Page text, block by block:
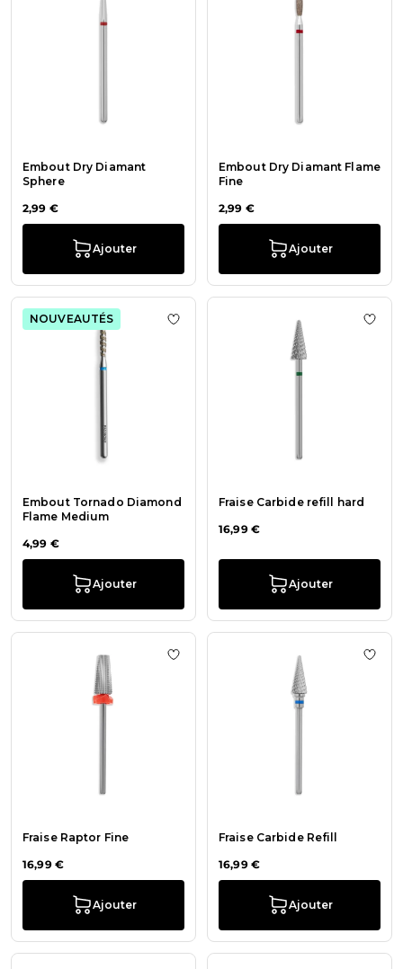
Embout Dry Diamant
Sphere
2,99 €
Ajouter
Embout Dry Diamant Flame
Fine
2,99 €
Ajouter
NOUVEAUTÉS
Embout Tornado Diamond
Flame Medium
4,99 €
Ajouter
Ajouter à la liste de souhaits
Fraise Carbide refill hard
16,99 €
Ajouter
Fraise Raptor Fine
16,99 €
Ajouter
Ajouter à la liste de souhaits Fraise
Fraise Carbide Refill
16,99 €
Ajouter